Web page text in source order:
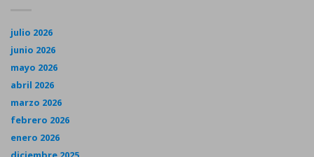
julio 2026
junio 2026
mayo 2026
abril 2026
marzo 2026
febrero 2026
enero 2026